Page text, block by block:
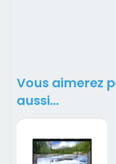
Vous aimerez
aussi…